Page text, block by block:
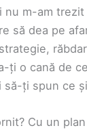
nu m-am
să dea pe
ți o cană de
să-ți spun ce
Cu un